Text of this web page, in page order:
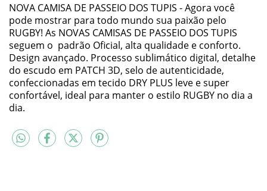
NOVA CAMISA DE PASSEIO DOS TUPIS - Agora você
pode mostrar para todo mundo sua paixão pelo
RUGBY! As NOVAS CAMISAS DE PASSEIO DOS TUPIS
seguem o padrão Oficial, alta qualidade e conforto.
Design avançado. Processo sublimático digital, detalhe
do escudo em PATCH 3D, selo de autenticidade,
confeccionadas em tecido DRY PLUS leve e super
confortável, ideal para manter o estilo RUGBY no dia a
dia.